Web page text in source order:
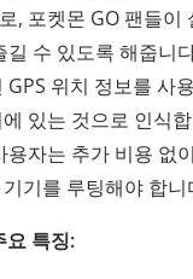
, 포켓몬 GO 팬들이
길 수 있도록 해줍니
위치 정보를 사
있는 것으로 인식
용자는 추가 비용 없
기를 루팅해야 합니
요 특징: